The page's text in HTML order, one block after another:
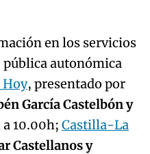
en los servicios
autonómica
, presentado por
García Castelbón y
10.00h; Castilla-La
Castellanos y